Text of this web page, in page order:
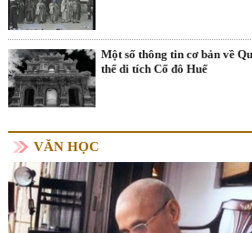
Một số thông tin cơ bản về
thể di tích Cố đô Huế
VĂN HỌC